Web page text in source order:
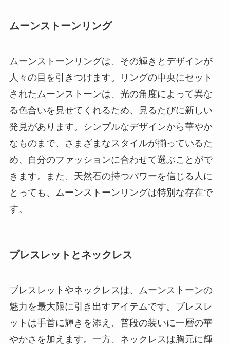
ムーンストーンリング
ムーンストーンリングは、その輝きとデザインが
人々の目を引きつけます。リングの中央にセット
されたムーンストーンは、光の角度によって異な
る色合いを見せてくれるため、見るたびに新しい
発見があります。シンプルなデザインから華やか
なものまで、さまざまなスタイルが揃っているた
め、自分のファッションに合わせて選ぶことがで
きます。また、天然石の持つパワーを信じる人に
とっても、ムーンストーンリングは特別な存在で
す。
ブレスレットとネックレス
ブレスレットやネックレスは、ムーンストーンの
魅力を最大限に引き出すアイテムです。ブレスレ
ットは手首に輝きを添え、普段の装いに一層の華
やかさを加えます。一方、ネックレスは胸元に輝